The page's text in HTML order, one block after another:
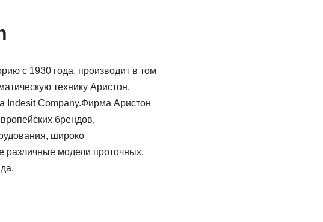
с 1930 года, производит в том
технику Аристон,
Indesit Company.Фирма Аристон
брендов,
широко
различные модели проточных,